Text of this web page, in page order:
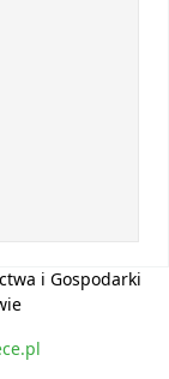
i Gospodarki